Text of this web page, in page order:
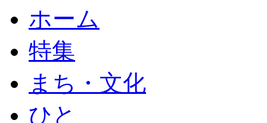
ホーム
特集
まち・文化
ひと